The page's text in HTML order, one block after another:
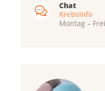
Chat
KrebsInfo
Montag –